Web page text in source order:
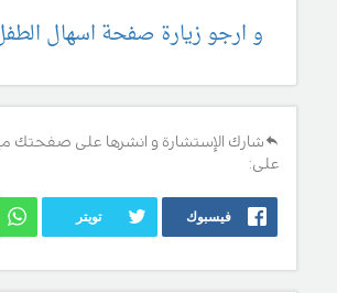
و ارجو زيارة صفحة اسهال
شارك الإستشارة و انشرها على صفحتك
على:
فيسبوك تويتر